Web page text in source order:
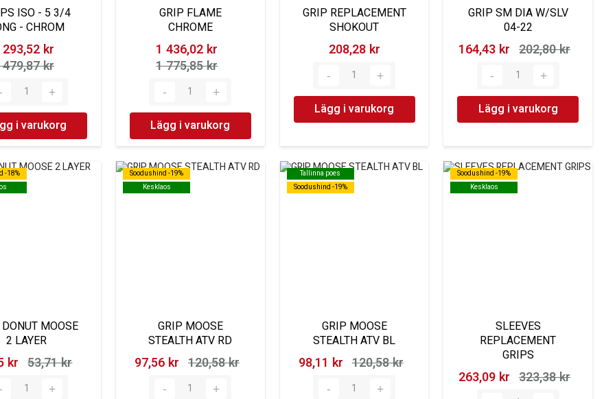
ISO - 5 3/4
- CHROM
kr‎
kr‎
i varukorg
GRIP FLAME
CHROME
1 436,02 kr‎
1 775,85 kr‎
Lägg i varukorg
GRIP REPLACEMENT
SHOKOUT
208,28 kr‎
Lägg i varukorg
GRIP SM DIA W/SLV
04-22
164,43 kr‎ 202,80 kr‎
Lägg i varukorg
-18%
-18%
MOOSE
2 LAYER
kr‎ 53,71 kr‎
Soodushind -19%
Kesklaos
Soodushind -19%
Kesklaos
GRIP MOOSE
STEALTH ATV RD
97,56 kr‎ 120,58 kr‎
Tallinna poes
Soodushind -19%
Tallinna poes
Soodushind -19%
GRIP MOOSE
STEALTH ATV BL
98,11 kr‎ 120,58 kr‎
Soodushind -19%
Kesklaos
Soodushind -19%
Kesklaos
SLEEVES
REPLACEMENT
GRIPS
263,09 kr‎ 323,38 kr‎